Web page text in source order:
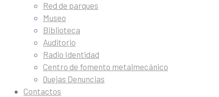
Red de parques
Museo
Biblioteca
Auditorio
Radio Identidad
Centro de fomento metalmecánico
Quejas Denuncias
Contactos